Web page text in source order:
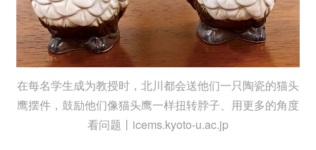
在每名学生成为教授时，北川都会送他们一只陶瓷的猫头
鹰摆件，鼓励他们像猫头鹰一样扭转脖子、用更多的角度
看问题丨icems.kyoto-u.ac.jp